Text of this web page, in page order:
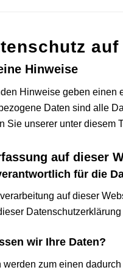
Hinweise
Hinweise geben einen
Daten sind alle
Sie unserer unter diesem
auf dieser
für die
auf dieser
wir Ihre Daten?
werden zum einen